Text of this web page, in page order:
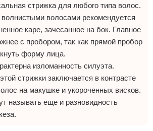
стрижка для любого типа волос.
волосами рекомендуется
каре, зачесанное на бок. Главное
с пробором, так как прямой пробор
форму лица.
изломанность силуэта.
стрижки заключается в контрасте
на макушке и укороченных висков.
называть еще и разновидность